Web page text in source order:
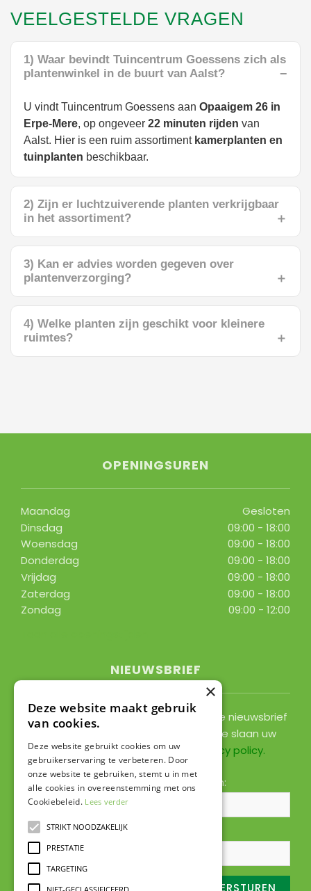
VEELGESTELDE VRAGEN
1) Waar bevindt Tuincentrum Goessens zich als
plantenwinkel in de buurt van Aalst?
U vindt Tuincentrum Goessens aan Opaaigem 26 in
Erpe-Mere, op ongeveer 22 minuten rijden van
Aalst. Hier is een ruim assortiment kamerplanten en
tuinplanten beschikbaar.
2) Zijn er luchtzuiverende planten verkrijgbaar
in het assortiment?
3) Kan er advies worden gegeven over
plantenverzorging?
4) Welke planten zijn geschikt voor kleinere
ruimtes?
OPENINGSUREN
Maandag
Gesloten
Dinsdag
09:00 - 18:00
Woensdag
09:00 - 18:00
Donderdag
09:00 - 18:00
Vrijdag
09:00 - 18:00
Zaterdag
09:00 - 18:00
Zondag
09:00 - 12:00
NIEUWSBRIEF
Ontvang ongeveer 1x per 2 weken onze nieuwsbrief
met acties, nieuws & activiteiten! We slaan uw
gegevens op conform onze
privacy policy.
Voornaam: Achternaam:
E-mailadres:*
×
Deze website maakt gebruik
van cookies.
Deze website gebruikt cookies om uw
gebruikerservaring te verbeteren. Door
onze website te gebruiken, stemt u in met
alle cookies in overeenstemming met ons
Cookiebeleid. Lees verder
STRIKT NOODZAKELIJK
PRESTATIE
TARGETING